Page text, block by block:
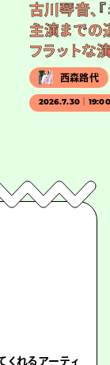
古川琴音、
主演までの
フラットな
西森路代
2026.7.30｜
くれるアーティ